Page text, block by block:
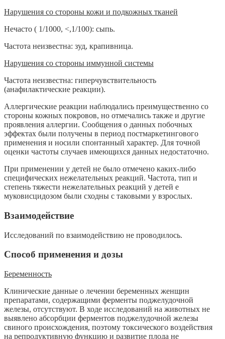
Нарушения со стороны кожи и подкожных тканей
Нечасто ( 1/1000, <,1/100): сыпь.
Частота неизвестна: зуд, крапивница.
Нарушения со стороны иммунной системы
Частота неизвестна: гиперчувствительность
(анафилактические реакции).
Аллергические реакции наблюдались преимущественно со
стороны кожных покровов, но отмечались также и другие
проявления аллергии. Сообщения о данных побочных
эффектах были получены в период постмаркетингового
применения и носили спонтанный характер. Для точной
оценки частоты случаев имеющихся данных недостаточно.
При применении у детей не было отмечено каких-либо
специфических нежелательных реакций. Частота, тип и
степень тяжести нежелательных реакций у детей е
муковисцидозом были сходны с таковыми у взрослых.
Взаимодействие
Исследований по взаимодействию не проводилось.
Способ применения и дозы
Беременность
Клинические данные о лечении беременных женщин
препаратами, содержащими ферменты поджелудочной
железы, отсутствуют. В ходе исследований на животных не
выявлено абсорбции ферментов поджелудочной железы
свиного происхождения, поэтому токсического воздействия
на репродуктивную функцию и развитие плода не